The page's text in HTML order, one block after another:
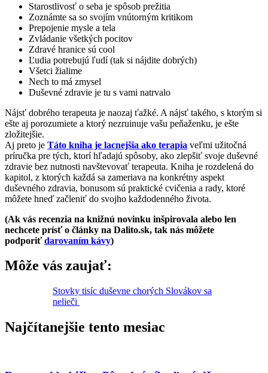
Starostlivosť o seba je spôsob prežitia
Zoznámte sa so svojím vnútorným kritikom
Prepojenie mysle a tela
Zvládanie všetkých pocitov
Zdravé hranice sú cool
Ľudia potrebujú ľudí (tak si nájdite dobrých)
Všetci žialime
Nech to má zmysel
Duševné zdravie je tu s vami natrvalo
Nájsť dobrého terapeuta je naozaj ťažké. A nájsť takého, s ktorým si
ešte aj porozumiete a ktorý nezruinuje vašu peňaženku, je ešte
zložitejšie.
Aj preto je Táto kniha je lacnejšia ako terapia veľmi užitočná
príručka pre tých, ktorí hľadajú spôsoby, ako zlepšiť svoje duševné
zdravie bez nutnosti navštevovať terapeuta. Kniha je rozdelená do
kapitol, z ktorých každá sa zameriava na konkrétny aspekt
duševného zdravia, bonusom sú praktické cvičenia a rady, ktoré
môžete hneď začleniť do svojho každodenného života.
(Ak vás recenzia na knižnú novinku inšpirovala alebo len
nechcete prísť o články na Dalito.sk, tak nás môžete
podporiťdarovaním kávy)
Môže vás zaujať:
Stovky tisíc duševne chorých Slovákov sa
nelieči
Najčítanejšie tento mesiac